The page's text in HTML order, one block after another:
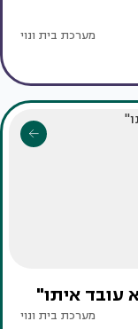
מערכת בית ונוי
עובד איתו"
מערכת בית ונוי